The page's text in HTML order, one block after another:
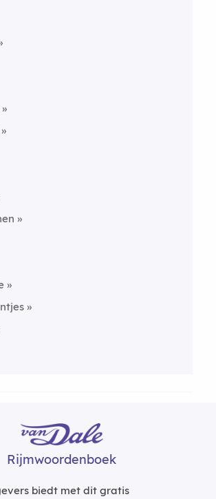
Rijmwoordenboek
biedt met dit gratis